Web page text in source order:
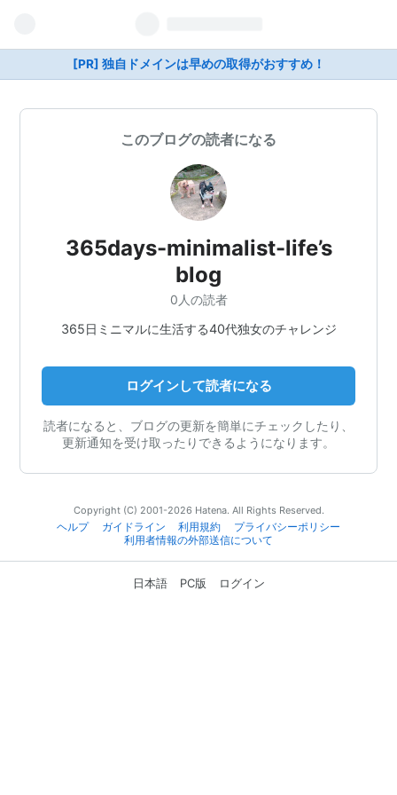
[PR] 独自ドメインは早めの取得がおすすめ！
このブログの読者になる
365days-minimalist-life’s
blog
0人の読者
365日ミニマルに生活する40代独女のチャレンジ
ログインして読者になる
読者になると、ブログの更新を簡単にチェックしたり、
更新通知を受け取ったりできるようになります。
Copyright (C) 2001-2026 Hatena. All Rights Reserved.
ヘルプ
ガイドライン 利用規約
プライバシーポリシー
利用者情報の外部送信について
日本語 PC版 ログイン